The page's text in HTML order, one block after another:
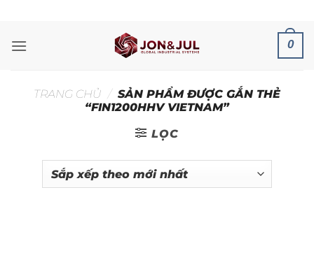
nội
0
TRANG CHỦ / SẢN PHẨM ĐƯỢC GẮN THẺ
“FIN1200HHV VIETNAM”
LỌC